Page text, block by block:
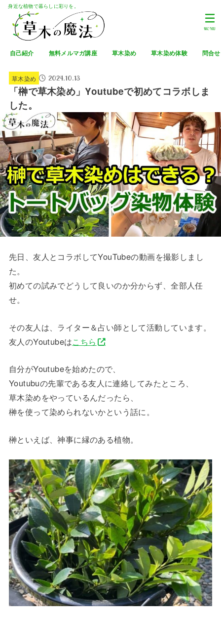
身近な植物で暮らしに彩りを。
自己紹介 無料メルマガ講座 草木染め 草木染め体験 問合せ
MENU
草木染め 2024.10.13
「榊で草木染め」Youtubeで初めてコラボしま
した。
先日、友人とコラボしてYouTubeの動画を撮影しまし
た。
初めての試みでどうして良いのか分からず、全部人任
せ。
その友人は、ライター＆占い師として活動しています。
友人のYoutubeはこちら
自分がYoutubeを始めたので、
Youtubuの先輩である友人に連絡してみたところ、
草木染めをやっているんだったら、
榊を使って染められないかという話に。
榊といえば、神事に縁のある植物。